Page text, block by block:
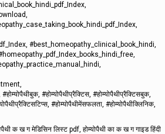
#best_homeopathy_clinical_book_hindi,
#होम्योपैथीप्रैक्टिस, #होम्योपैथीप्रैक्टिसबुक,
#होम्योपैथीमेंसफलता, #होम्योपैथीक्लिनिक,
क ख ग मेडिसिन लिस्ट pdf, होम्योपैथी का क ख ग गाइड हिंदी